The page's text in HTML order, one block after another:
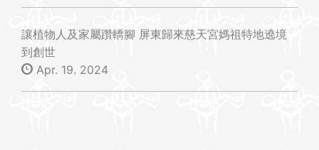
讓植物人及家屬躦轎腳 屏東歸來慈天宮媽祖特地遶境
到創世
Apr. 19. 2024